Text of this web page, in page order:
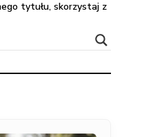
tytułu, skorzystaj z